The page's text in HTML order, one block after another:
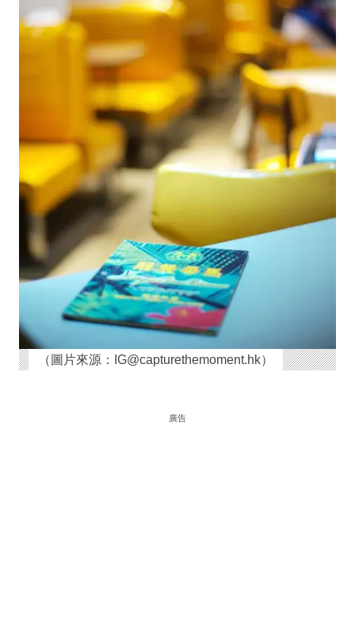
（圖片來源：IG@capturethemoment.hk）
廣告